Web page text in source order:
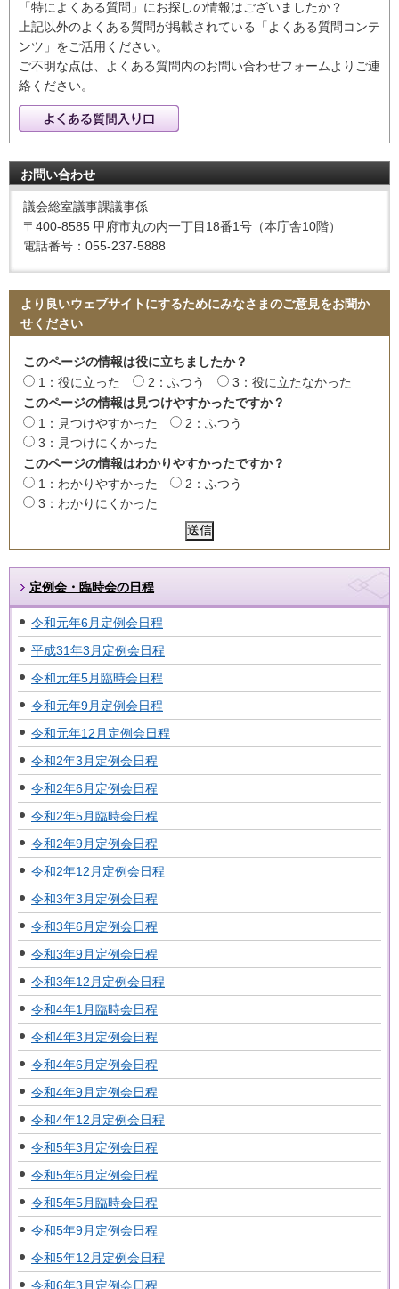
「特によくある質問」にお探しの情報はございましたか？
上記以外のよくある質問が掲載されている「よくある質問コンテ
ンツ」をご活用ください。
ご不明な点は、よくある質問内のお問い合わせフォームよりご連
絡ください。
お問い合わせ
議会総室議事課議事係
〒400-8585 甲府市丸の内一丁目18番1号（本庁舎10階）
電話番号：055-237-5888
より良いウェブサイトにするためにみなさまのご意見をお聞か
せください
このページの情報は役に立ちましたか？
1：役に立った
2：ふつう
3：役に立たなかった
このページの情報は見つけやすかったですか？
1：見つけやすかった
2：ふつう
3：見つけにくかった
このページの情報はわかりやすかったですか？
1：わかりやすかった
2：ふつう
3：わかりにくかった
定例会・臨時会の日程
令和元年6月定例会日程
平成31年3月定例会日程
令和元年5月臨時会日程
令和元年9月定例会日程
令和元年12月定例会日程
令和2年3月定例会日程
令和2年6月定例会日程
令和2年5月臨時会日程
令和2年9月定例会日程
令和2年12月定例会日程
令和3年3月定例会日程
令和3年6月定例会日程
令和3年9月定例会日程
令和3年12月定例会日程
令和4年1月臨時会日程
令和4年3月定例会日程
令和4年6月定例会日程
令和4年9月定例会日程
令和4年12月定例会日程
令和5年3月定例会日程
令和5年6月定例会日程
令和5年5月臨時会日程
令和5年9月定例会日程
令和5年12月定例会日程
令和6年3月定例会日程